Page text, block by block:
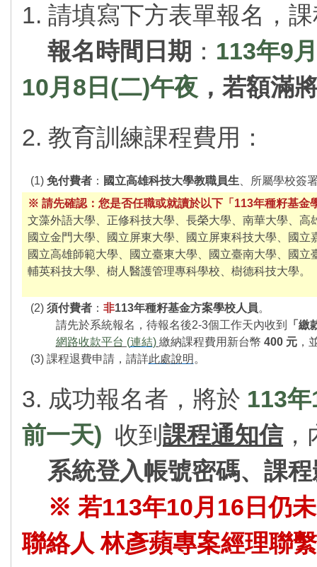
1. 請填寫下方表單報名，
報名時間日期 ： 113年9
10月8日(二)午夜 ，若額滿
2. 教育訓練課程費用：
(1) 免付費者： 國立高雄科技大學教職員生 、所屬學校簽
※ 請先確認：您是否任職或就讀於以下「113年種籽基金
文藻外語大學、正修科技大學、長榮大學、南華大學、
國立金門大學、國立屏東大學、國立屏東科技大學、國
國立高雄師範大學、國立臺東大學、國立臺南大學、國
輔英科技大學、樹人醫護管理專科學校、樹德科技大學。
(2) 須付費者： 非113年種籽基金方案學校人員。
請先於系統報名，待報名後2-3個工作天內收到
「繳
網路收款平台 (連結) 繳納課程費用新台幣 400 元，
(3) 課程退費申請，請詳此處說明 。
3. 成功報名者，將於 113
前一天) 收到 課程通知信，
系統登入帳號密碼、課程
※ 若113年10月16日仍
聯絡人 林彥蘋專案經理聯